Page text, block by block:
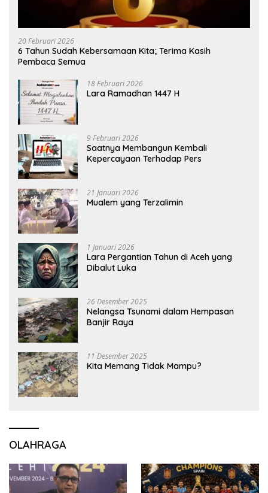
20 Februari 2026
6 Tahun Sudah Kebersamaan Kita; Terima Kasih
Pembaca Semua
18 Februari 2026
Lara Ramadhan 1447 H
9 Februari 2026
Saatnya Membangun Kembali
Kepercayaan Terhadap Pers
21 Januari 2026
Mualem yang Terzalimin
1 Januari 2026
Lara Pergantian Tahun di Aceh yang
Dibalut Luka
26 Desember 2025
Nelangsa Tsunami dalam Hempasan
Banjir Raya
11 Desember 2025
Kita Memang Tidak Mampu?
OLAHRAGA